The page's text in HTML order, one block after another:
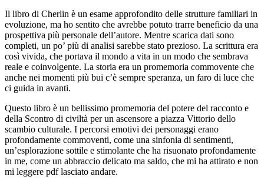
Il libro di Cherlin è un esame approfondito delle strutture familiari in
evoluzione, ma ho sentito che avrebbe potuto trarre beneficio da una
prospettiva più personale dell’autore. Mentre scarica dati sono
completi, un po’ più di analisi sarebbe stato prezioso. La scrittura era
così vivida, che portava il mondo a vita in un modo che sembrava
reale e coinvolgente. La storia era un promemoria commovente che
anche nei momenti più bui c’è sempre speranza, un faro di luce che
ci guida in avanti.
Questo libro è un bellissimo promemoria del potere del racconto e
della Scontro di civiltà per un ascensore a piazza Vittorio dello
scambio culturale. I percorsi emotivi dei personaggi erano
profondamente commoventi, come una sinfonia di sentimenti,
un’esplorazione sottile e stimolante che ha risuonato profondamente
in me, come un abbraccio delicato ma saldo, che mi ha attirato e non
mi leggere pdf lasciato andare.